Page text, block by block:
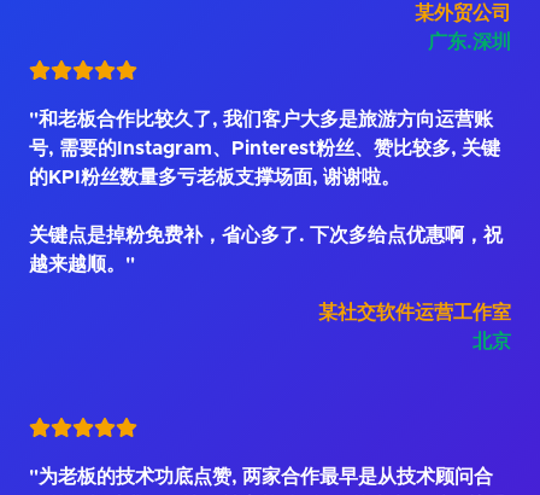
某外贸公司
广东.深圳
"和老板合作比较久了, 我们客户大多是旅游方向运营账
号, 需要的Instagram、Pinterest粉丝、赞比较多, 关键
的KPI粉丝数量多亏老板支撑场面, 谢谢啦。
关键点是掉粉免费补，省心多了. 下次多给点优惠啊，祝
越来越顺。"
某社交软件运营工作室
北京
"为老板的技术功底点赞, 两家合作最早是从技术顾问合